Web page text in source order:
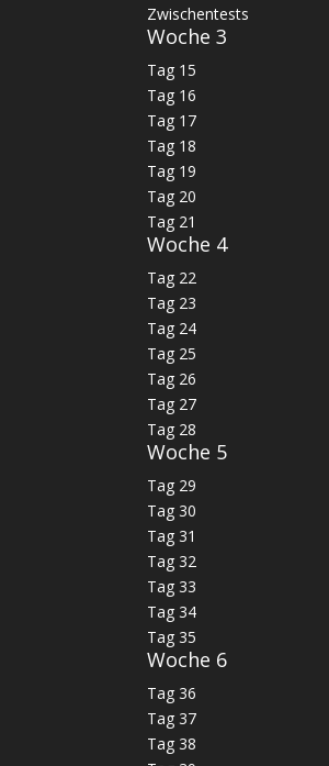
Zwischentests
Woche 3
Tag 15
Tag 16
Tag 17
Tag 18
Tag 19
Tag 20
Tag 21
Woche 4
Tag 22
Tag 23
Tag 24
Tag 25
Tag 26
Tag 27
Tag 28
Woche 5
Tag 29
Tag 30
Tag 31
Tag 32
Tag 33
Tag 34
Tag 35
Woche 6
Tag 36
Tag 37
Tag 38